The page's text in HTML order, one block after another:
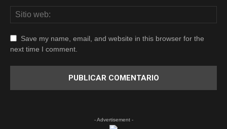
Save my name, email, and website in this browser for the
next time I comment.
- Advertisement -